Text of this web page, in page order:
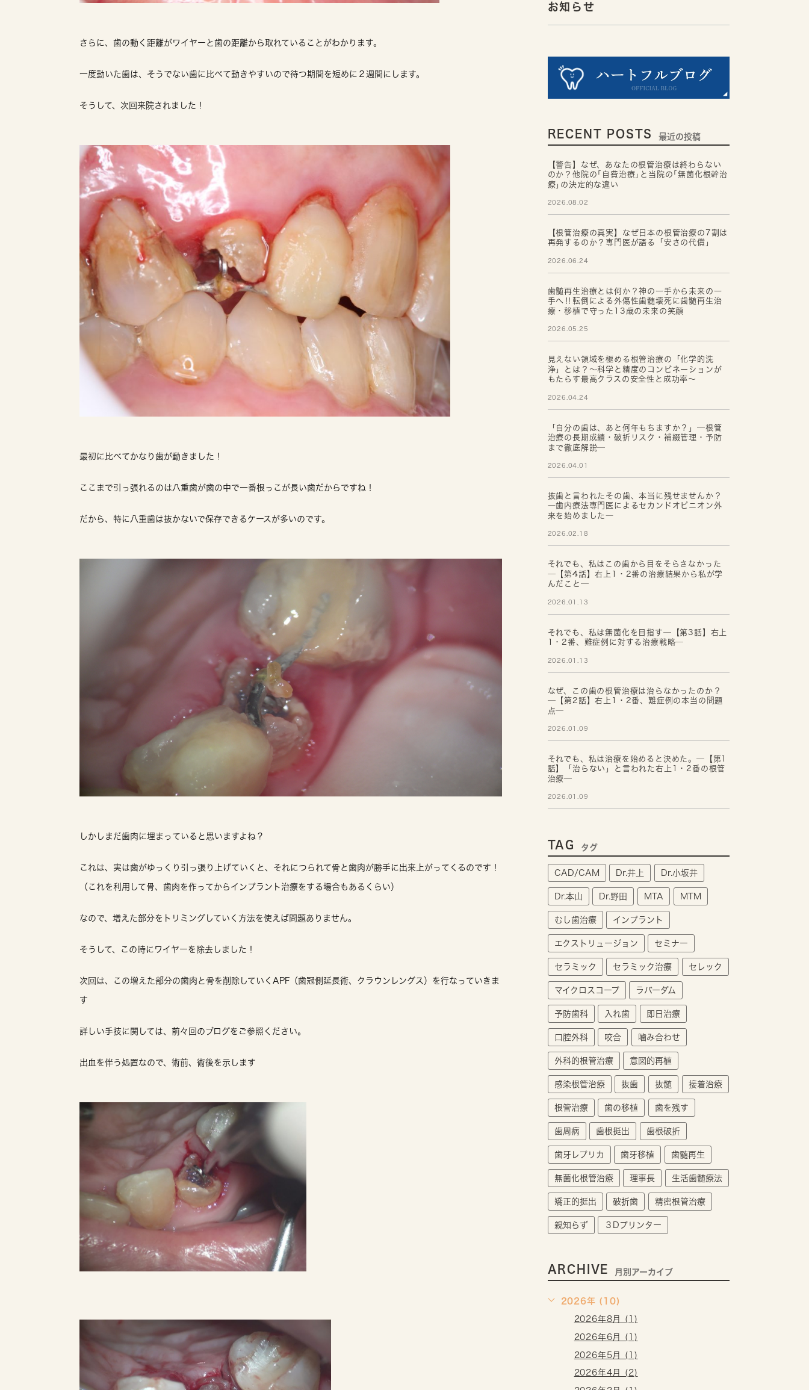
さらに、歯の動く距離がワイヤーと歯の距離から取れていることがわかります。
一度動いた歯は、そうでない歯に比べて動きやすいので待つ期間を短めに２週間にします。
そうして、次回来院されました！
最初に比べてかなり歯が動きました！
ここまで引っ張れるのは八重歯が歯の中で一番根っこが長い歯だからですね！
だから、特に八重歯は抜かないで保存できるケースが多いのです。
しかしまだ歯肉に埋まっていると思いますよね？
これは、実は歯がゆっくり引っ張り上げていくと、それにつられて骨と歯肉が勝手に出来上がってくるのです！
（これを利用して骨、歯肉を作ってからインプラント治療をする場合もあるくらい）
なので、増えた部分をトリミングしていく方法を使えば問題ありません。
そうして、この時にワイヤーを除去しました！
次回は、この増えた部分の歯肉と骨を削除していくAPF（歯冠側延長術、クラウンレングス）を行なっていきま
す
詳しい手技に関しては、前々回のブログをご参照ください。
出血を伴う処置なので、術前、術後を示します
お知らせ
RECENT POSTS 最近の投稿
【警告】なぜ、あなたの根管治療は終わらない
のか？他院の｢自費治療｣と当院の｢無菌化根幹治
療｣の決定的な違い
2026.08.02
【根管治療の真実】なぜ日本の根管治療の7割は
再発するのか？専門医が語る「安さの代償」
2026.06.24
歯髄再生治療とは何か？神の一手から未来の一
手へ‼転倒による外傷性歯髄壊死に歯髄再生治
療・移植で守った13歳の未来の笑顔
2026.05.25
見えない領域を極める根管治療の「化学的洗
浄」とは？～科学と精度のコンビネーションが
もたらす最高クラスの安全性と成功率～
2026.04.24
「自分の歯は、あと何年もちますか？」─根管
治療の長期成績・破折リスク・補綴管理・予防
まで徹底解説─
2026.04.01
抜歯と言われたその歯、本当に残せませんか？
―歯内療法専門医によるセカンドオピニオン外
来を始めました―
2026.02.18
それでも、私はこの歯から目をそらさなかった
─【第4話】右上1・2番の治療結果から私が学
んだこと─
2026.01.13
それでも、私は無菌化を目指す─【第3話】右上
1・2番、難症例に対する治療戦略─
2026.01.13
なぜ、この歯の根管治療は治らなかったのか？
─【第2話】右上1・2番、難症例の本当の問題
点─
2026.01.09
それでも、私は治療を始めると決めた。─【第1
話】「治らない」と言われた右上1・2番の根管
治療─
2026.01.09
TAG タグ
CAD/CAM Dr.井上 Dr.小坂井
Dr.本山 Dr.野田 MTA MTM
むし歯治療 インプラント
エクストリュージョン セミナー
セラミック セラミック治療 セレック
マイクロスコープ ラバーダム
予防歯科 入れ歯 即日治療
口腔外科 咬合 噛み合わせ
外科的根管治療 意図的再植
感染根管治療 抜歯 抜髄 接着治療
根管治療 歯の移植 歯を残す
歯周病 歯根挺出 歯根破折
歯牙レプリカ 歯牙移植 歯髄再生
無菌化根管治療 理事長 生活歯髄療法
矯正的挺出 破折歯 精密根管治療
親知らず ３Dプリンター
ARCHIVE 月別アーカイブ
2026年 (10)
2026年8月 (1)
2026年6月 (1)
2026年5月 (1)
2026年4月 (2)